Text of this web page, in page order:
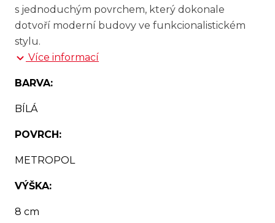
s jednoduchým povrchem, který dokonale
dotvoří moderní budovy ve funkcionalistickém
stylu.
Více informací
BARVA:
BÍLÁ
POVRCH:
METROPOL
VÝŠKA:
8 cm